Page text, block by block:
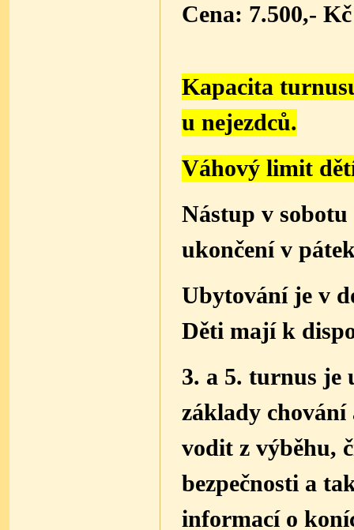
Cena: 7.500,- Kč
Kapacita
u nejezdců.
Váhový limit
Nástup v
ukončení v
Ubytování je v
Děti mají k
3. a 5. turnus je
základy
vodit z výběhu,
bezpečnosti a
informací o